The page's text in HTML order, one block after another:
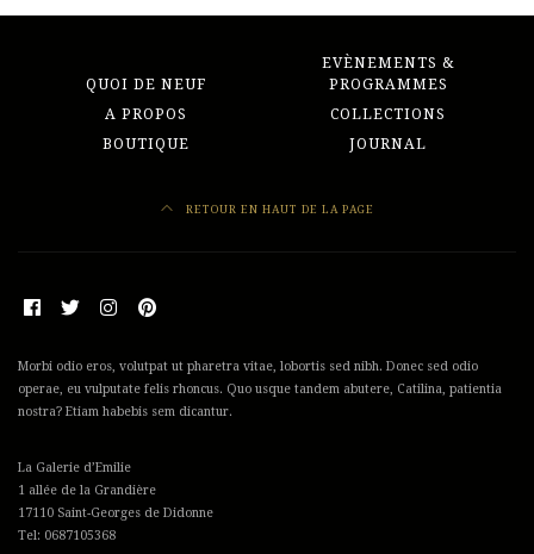
QUOI DE NEUF
EVÈNEMENTS &
PROGRAMMES
A PROPOS
COLLECTIONS
BOUTIQUE
JOURNAL
RETOUR EN HAUT DE LA PAGE
Morbi odio eros, volutpat ut pharetra vitae, lobortis sed nibh. Donec sed odio
operae, eu vulputate felis rhoncus. Quo usque tandem abutere, Catilina, patientia
nostra? Etiam habebis sem dicantur.
La Galerie d’Emilie
1 allée de la Grandière
17110 Saint-Georges de Didonne
Tel: 0687105368